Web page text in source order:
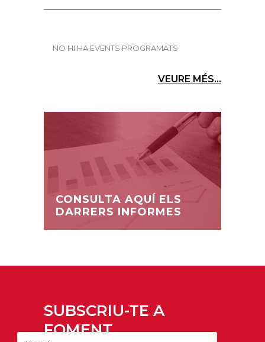
NO HI HA EVENTS PROGRAMATS
VEURE MÉS...
CONSULTA AQUÍ ELS
DARRERS INFORMES
SUBSCRIU-TE A
FOMENT